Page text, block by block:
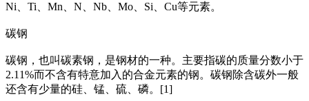
Ni、Ti、Mn、N、Nb、Mo、Si、Cu等元素。
碳钢
碳钢，也叫碳素钢，是钢材的一种。主要指碳的质量分数小于
2.11%而不含有特意加入的合金元素的钢。碳钢除含碳外一般
还含有少量的硅、锰、硫、磷。[1]